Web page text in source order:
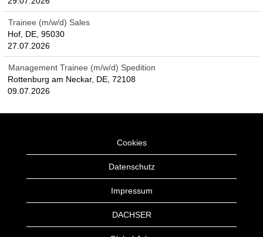
Trainee (m/w/d) Sales
Hof, DE, 95030
27.07.2026
Management Trainee (m/w/d) Spedition
Rottenburg am Neckar, DE, 72108
09.07.2026
Cookies
Datenschutz
Impressum
DACHSER